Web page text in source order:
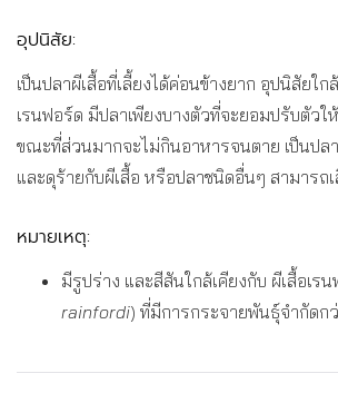
อุปนิสัย:
เป็นปลาผีเสื้อที่เลี้ยงได้ค่อนข้างยาก อุปนิสัยใก
เรนฟอร์ด มีปลาเพียงบางตัวที่จะยอมปรับตัวให้
ขณะที่ส่วนมากจะไม่กินอาหารจนตาย เป็นปล
และดุร้ายกับผีเสื้อ หรือปลาชนิดอื่นๆ สามารถเ
หมายเหตุ:
มีรูปร่าง และสีสันใกล้เคียงกับ ผีเสื้อเร
rainfordi) ที่มีการกระจายพันธุ์จำกัดก